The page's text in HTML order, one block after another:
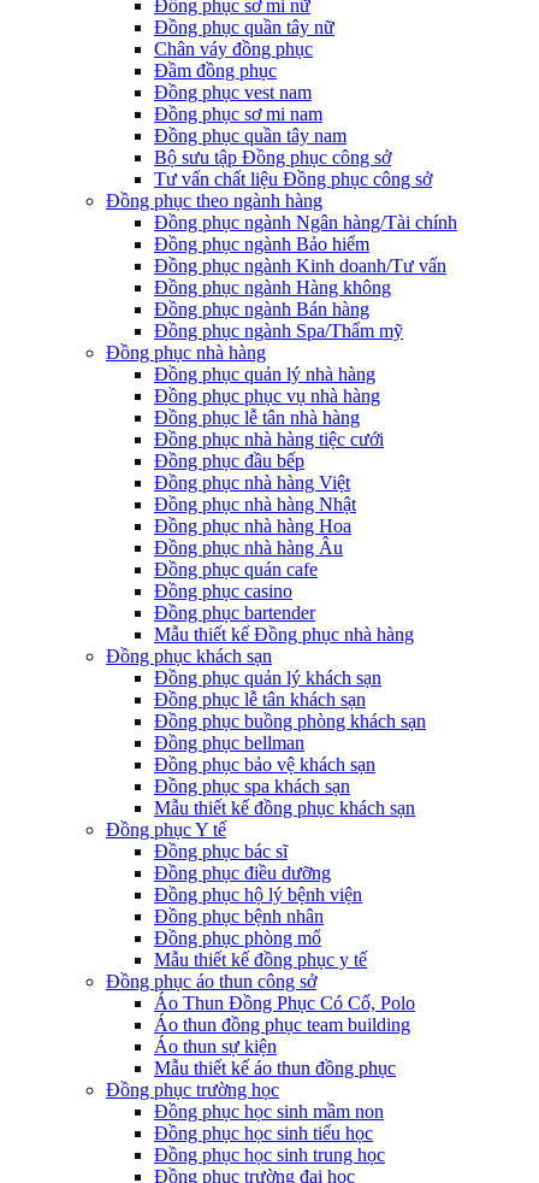
Đồng phục sơ mi nữ
Đồng phục quần tây nữ
Chân váy đồng phục
Đầm đồng phục
Đồng phục vest nam
Đồng phục sơ mi nam
Đồng phục quần tây nam
Bộ sưu tập Đồng phục công sở
Tư vấn chất liệu Đồng phục công sở
Đồng phục theo ngành hàng
Đồng phục ngành Ngân hàng/Tài chính
Đồng phục ngành Bảo hiểm
Đồng phục ngành Kinh doanh/Tư vấn
Đồng phục ngành Hàng không
Đồng phục ngành Bán hàng
Đồng phục ngành Spa/Thẩm mỹ
Đồng phục nhà hàng
Đồng phục quản lý nhà hàng
Đồng phục phục vụ nhà hàng
Đồng phục lễ tân nhà hàng
Đồng phục nhà hàng tiệc cưới
Đồng phục đầu bếp
Đồng phục nhà hàng Việt
Đồng phục nhà hàng Nhật
Đồng phục nhà hàng Hoa
Đồng phục nhà hàng Âu
Đồng phục quán cafe
Đồng phục casino
Đồng phục bartender
Mẫu thiết kế Đồng phục nhà hàng
Đồng phục khách sạn
Đồng phục quản lý khách sạn
Đồng phục lễ tân khách sạn
Đồng phục buồng phòng khách sạn
Đồng phục bellman
Đồng phục bảo vệ khách sạn
Đồng phục spa khách sạn
Mẫu thiết kế đồng phục khách sạn
Đồng phục Y tế
Đồng phục bác sĩ
Đồng phục điều dưỡng
Đồng phục hộ lý bệnh viện
Đồng phục bệnh nhân
Đồng phục phòng mổ
Mẫu thiết kế đồng phục y tế
Đồng phục áo thun công sở
Áo Thun Đồng Phục Có Cổ, Polo
Áo thun đồng phục team building
Áo thun sự kiện
Mẫu thiết kế áo thun đồng phục
Đồng phục trường học
Đồng phục học sinh mầm non
Đồng phục học sinh tiểu học
Đồng phục học sinh trung học
Đồng phục trường đại học